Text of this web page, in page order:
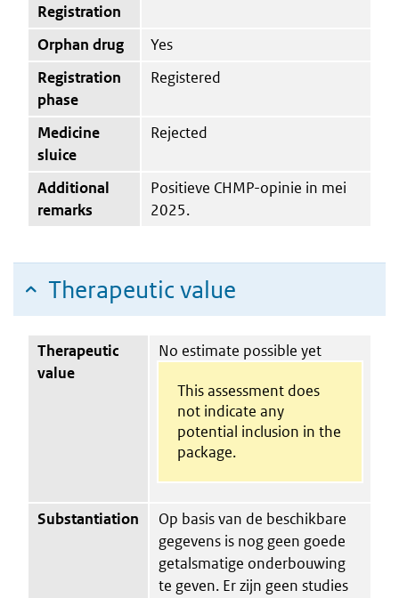
Registration
Orphan drug
Yes
Registration
phase
Registered
Medicine
sluice
Rejected
Additional
remarks
Positieve CHMP-opinie in mei
2025.
Therapeutic value
Therapeutic
value
No estimate possible yet
This assessment does
not indicate any
potential inclusion in the
package.
Substantiation
Op basis van de beschikbare
gegevens is nog geen goede
getalsmatige onderbouwing
te geven. Er zijn geen studies